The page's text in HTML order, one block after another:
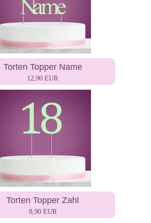
Torten Topper Name
12,90 EUR
Torten Topper Zahl
8,90 EUR